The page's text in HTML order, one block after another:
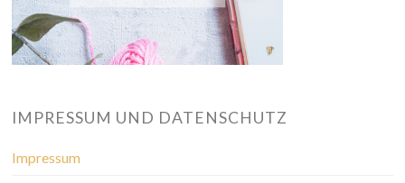
IMPRESSUM UND DATENSCHUTZ
Impressum